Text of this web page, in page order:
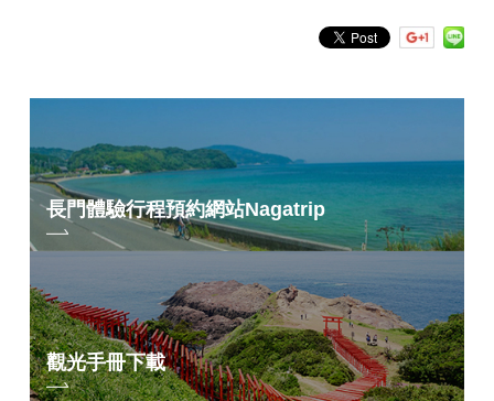
依關鍵字搜尋 by Freeword
長門體驗行程預約網站Nagatrip
觀光手冊下載